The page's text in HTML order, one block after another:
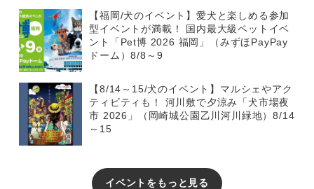
【福岡/犬のイベント】愛犬と楽しめる参加
型イベントが満載！ 国内最大級ペットイベ
ント「Pet博 2026 福岡」（みずほPayPay
ドーム）8/8～9
【8/14～15/犬のイベント】マルシェやアク
ティビティも！ 河川敷で夕涼み「犬市場夜
市 2026」（岡崎城公園乙川河川緑地）8/14
～15
イベントをもっと見る